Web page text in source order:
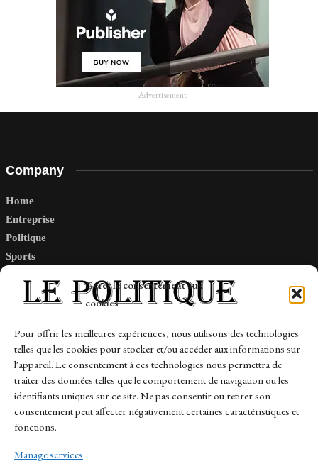
Gérer le consentement aux
cookies
Pour offrir les meilleures expériences, nous utilisons des technologies
telles que les cookies pour stocker et/ou accéder aux informations sur
l'appareil. Le consentement à ces technologies nous permettra de
traiter des données telles que le comportement de navigation ou les
identifiants uniques sur ce site. Ne pas consentir ou retirer son
consentement peut affecter négativement certaines caractéristiques et
fonctions.
Manage services
- Advertisement -
Company
Home
Entreprise
Politique
Sports
Links
Contact
Sitemap